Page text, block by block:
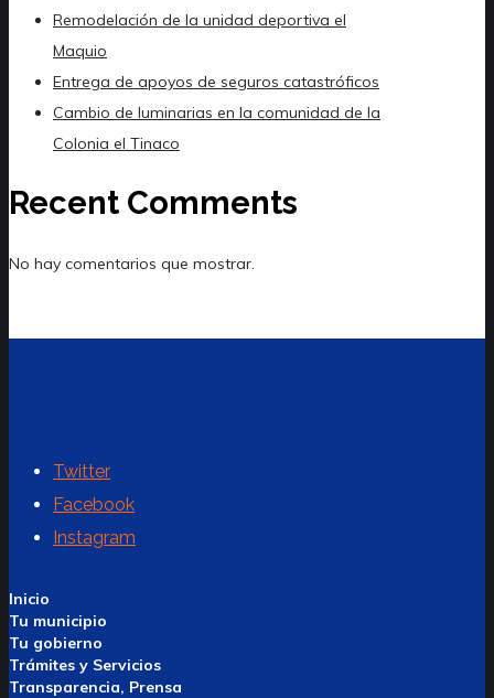
Remodelación de la unidad deportiva el
Maquio
Entrega de apoyos de seguros catastróficos
Cambio de luminarias en la comunidad de la
Colonia el Tinaco
Recent Comments
No hay comentarios que mostrar.
Twitter
Facebook
Instagram
Inicio
Tu municipio
Tu gobierno
Trámites y Servicios
Transparencia, Prensa